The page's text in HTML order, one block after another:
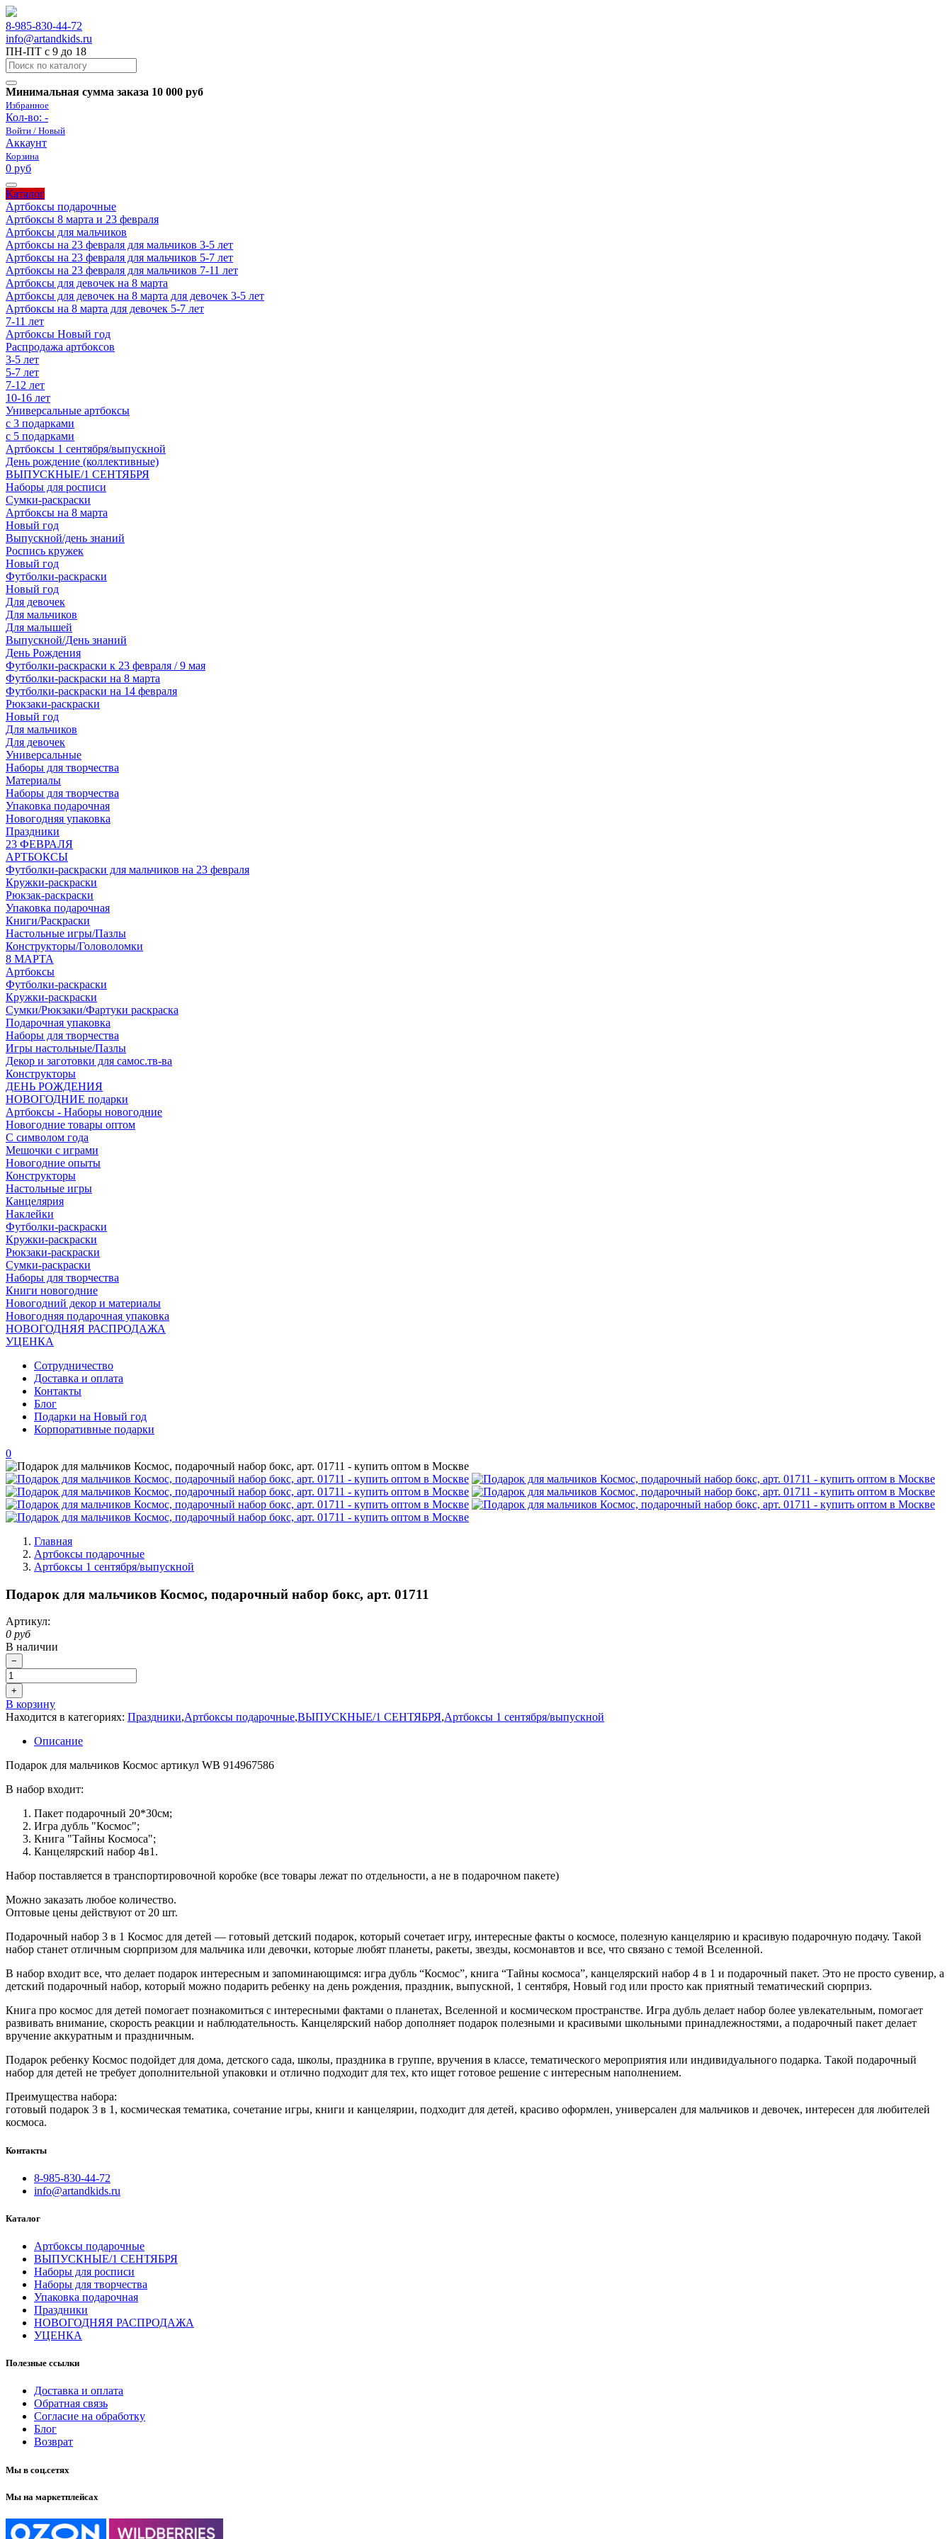
8-985-830-44-72
info@artandkids.ru
ПН-ПТ с 9 до 18
Минимальная сумма заказа 10 000 руб
Избранное
Кол-во: -
Войти / Новый
Аккаунт
Корзина
0 руб
Каталог
Артбоксы подарочные
Артбоксы 8 марта и 23 февраля
Артбоксы для мальчиков
Артбоксы на 23 февраля для мальчиков 3-5 лет
Артбоксы на 23 февраля для мальчиков 5-7 лет
Артбоксы на 23 февраля для мальчиков 7-11 лет
Артбоксы для девочек на 8 марта
Артбоксы для девочек на 8 марта для девочек 3-5 лет
Артбоксы на 8 марта для девочек 5-7 лет
7-11 лет
Артбоксы Новый год
Распродажа артбоксов
3-5 лет
5-7 лет
7-12 лет
10-16 лет
Универсальные артбоксы
с 3 подарками
с 5 подарками
Артбоксы 1 сентября/выпускной
День рождение (коллективные)
ВЫПУСКНЫЕ/1 СЕНТЯБРЯ
Наборы для росписи
Сумки-раскраски
Артбоксы на 8 марта
Новый год
Выпускной/день знаний
Роспись кружек
Новый год
Футболки-раскраски
Новый год
Для девочек
Для мальчиков
Для малышей
Выпускной/День знаний
День Рождения
Футболки-раскраски к 23 февраля / 9 мая
Футболки-раскраски на 8 марта
Футболки-раскраски на 14 февраля
Рюкзаки-раскраски
Новый год
Для мальчиков
Для девочек
Универсальные
Наборы для творчества
Материалы
Наборы для творчества
Упаковка подарочная
Новогодняя упаковка
Праздники
23 ФЕВРАЛЯ
АРТБОКСЫ
Футболки-раскраски для мальчиков на 23 февраля
Кружки-раскраски
Рюкзак-раскраски
Упаковка подарочная
Книги/Раскраски
Настольные игры/Пазлы
Конструкторы/Головоломки
8 МАРТА
Артбоксы
Футболки-раскраски
Кружки-раскраски
Сумки/Рюкзаки/Фартуки раскраска
Подарочная упаковка
Наборы для творчества
Игры настольные/Пазлы
Декор и заготовки для самос.тв-ва
Конструкторы
ДЕНЬ РОЖДЕНИЯ
НОВОГОДНИЕ подарки
Артбоксы - Наборы новогодние
Новогодние товары оптом
С символом года
Мешочки с играми
Новогодние опыты
Конструкторы
Настольные игры
Канцелярия
Наклейки
Футболки-раскраски
Кружки-раскраски
Рюкзаки-раскраски
Сумки-раскраски
Наборы для творчества
Книги новогодние
Новогодний декор и материалы
Новогодняя подарочная упаковка
НОВОГОДНЯЯ РАСПРОДАЖА
УЦЕНКА
Сотрудничество
Доставка и оплата
Контакты
Блог
Подарки на Новый год
Корпоративные подарки
0
Главная
Артбоксы подарочные
Артбоксы 1 сентября/выпускной
Подарок для мальчиков Космос, подарочный набор бокс, арт. 01711
Артикул:
0 руб
В наличии
−
+
В корзину
Находится в категориях: Праздники,Артбоксы подарочные,ВЫПУСКНЫЕ/1 СЕНТЯБРЯ,Артбоксы 1 сентября/выпускной
Описание
Подарок для мальчиков Космос артикул WB 914967586
В набор входит:
Пакет подарочный 20*30см;
Игра дубль "Космос";
Книга "Тайны Космоса";
Канцелярский набор 4в1.
Набор поставляется в транспортировочной коробке (все товары лежат по отдельности, а не в подарочном пакете)
Можно заказать любое количество.
Оптовые цены действуют от 20 шт.
Подарочный набор 3 в 1 Космос для детей — готовый детский подарок, который сочетает игру, интересные факты о космосе, полезную канцелярию и красивую подарочную подачу. Такой
набор станет отличным сюрпризом для мальчика или девочки, которые любят планеты, ракеты, звезды, космонавтов и все, что связано с темой Вселенной.
В набор входит все, что делает подарок интересным и запоминающимся: игра дубль “Космос”, книга “Тайны космоса”, канцелярский набор 4 в 1 и подарочный пакет. Это не просто сувенир, а
детский подарочный набор, который можно подарить ребенку на день рождения, праздник, выпускной, 1 сентября, Новый год или просто как приятный тематический сюрприз.
Книга про космос для детей помогает познакомиться с интересными фактами о планетах, Вселенной и космическом пространстве. Игра дубль делает набор более увлекательным, помогает
развивать внимание, скорость реакции и наблюдательность. Канцелярский набор дополняет подарок полезными и красивыми школьными принадлежностями, а подарочный пакет делает
вручение аккуратным и праздничным.
Подарок ребенку Космос подойдет для дома, детского сада, школы, праздника в группе, вручения в классе, тематического мероприятия или индивидуального подарка. Такой подарочный
набор для детей не требует дополнительной упаковки и отлично подходит для тех, кто ищет готовое решение с интересным наполнением.
Преимущества набора:
готовый подарок 3 в 1, космическая тематика, сочетание игры, книги и канцелярии, подходит для детей, красиво оформлен, универсален для мальчиков и девочек, интересен для любителей
космоса.
Контакты
8-985-830-44-72
info@artandkids.ru
Каталог
Артбоксы подарочные
ВЫПУСКНЫЕ/1 СЕНТЯБРЯ
Наборы для росписи
Наборы для творчества
Упаковка подарочная
Праздники
НОВОГОДНЯЯ РАСПРОДАЖА
УЦЕНКА
Полезные ссылки
Доставка и оплата
Обратная связь
Согласие на обработку
Блог
Возврат
Мы в соц.сетях
Мы на маркетплейсах